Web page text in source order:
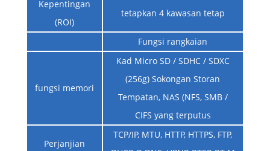
Kepentingan
(ROI)
tetapkan 4 kawasan tetap
Fungsi rangkaian
fungsi memori
Kad Micro SD / SDHC / SDXC
(256g) Sokongan Storan
Tempatan, NAS (NFS, SMB /
CIFS yang terputus
Perjanjian
TCP/IP, MTU, HTTP, HTTPS, FTP,